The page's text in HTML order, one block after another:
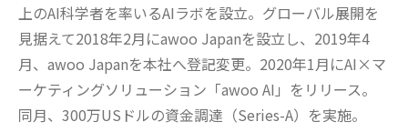
上のAI科学者を率いるAIラボを設立。グローバル展開を
見据えて2018年2月にawoo Japanを設立し、2019年4
月、awoo Japanを本社へ登記変更。2020年1月にAI×マ
ーケティングソリューション「awoo AI」をリリース。
同月、300万USドルの資金調達（Series-A）を実施。